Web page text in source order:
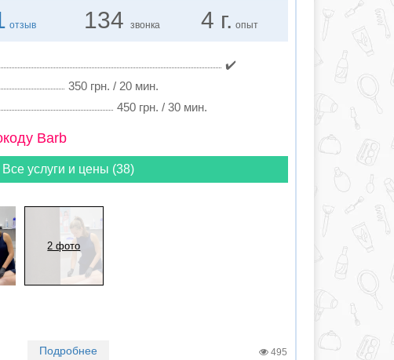
отзыв 134 звонка 4 г. опыт
✔️
350 грн. / 20 мин.
450 грн. / 30 мин.
Barb
Все услуги и цены (38)
2 фото
Подробнее 495